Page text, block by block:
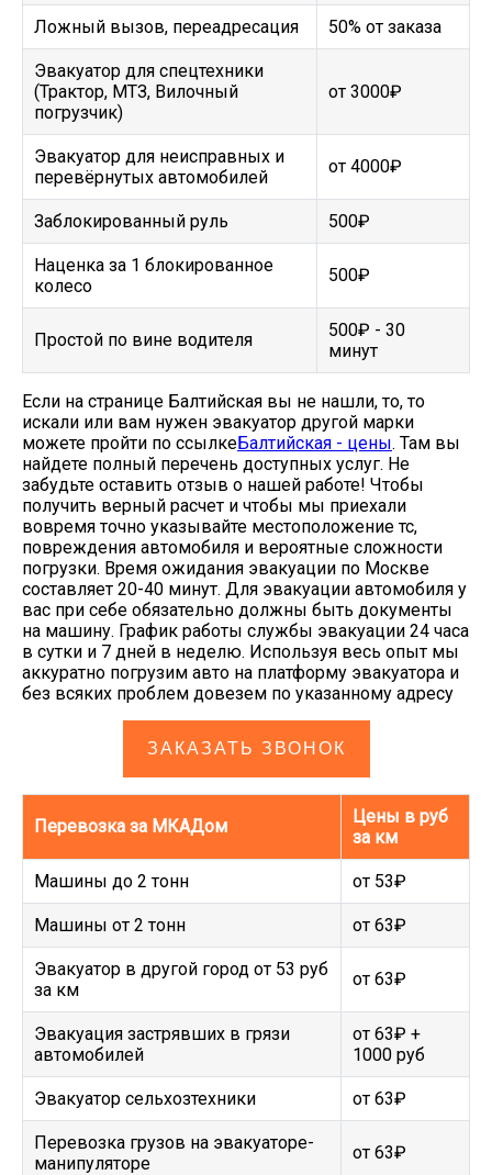
Ложный вызов, переадресация 50% от заказа
Эвакуатор для спецтехники
(Трактор, МТЗ, Вилочный
погрузчик)
от 3000₽
Эвакуатор для неисправных и
перевёрнутых автомобилей
от 4000₽
Заблокированный руль 500₽
Наценка за 1 блокированное
колесо
500₽
Простой по вине водителя
500₽ - 30
минут
Если на странице Балтийская вы не нашли, то, то
искали или вам нужен эвакуатор другой марки
можете пройти по ссылкеБалтийская - цены. Там вы
найдете полный перечень доступных услуг. Не
забудьте оставить отзыв о нашей работе! Чтобы
получить верный расчет и чтобы мы приехали
вовремя точно указывайте местоположение тс,
повреждения автомобиля и вероятные сложности
погрузки. Время ожидания эвакуации по Москве
составляет 20-40 минут. Для эвакуации автомобиля у
вас при себе обязательно должны быть документы
на машину. График работы службы эвакуации 24 часа
в сутки и 7 дней в неделю. Используя весь опыт мы
аккуратно погрузим авто на платформу эвакуатора и
без всяких проблем довезем по указанному адресу
ЗАКАЗАТЬ ЗВОНОК
Перевозка за МКАДом
Цены в руб
за км
Машины до 2 тонн от 53₽
Машины от 2 тонн от 63₽
Эвакуатор в другой город от 53 руб
за км
от 63₽
Эвакуация застрявших в грязи
автомобилей
от 63₽ +
1000 руб
Эвакуатор сельхозтехники от 63₽
Перевозка грузов на эвакуаторе-
манипуляторе
от 63₽